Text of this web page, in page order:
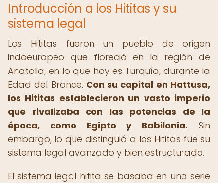
Introducción a los Hititas y su
sistema legal
Los Hititas fueron un pueblo de origen
indoeuropeo que floreció en la región de
Anatolia, en lo que hoy es Turquía, durante la
Edad del Bronce. Con su capital en Hattusa,
los Hititas establecieron un vasto imperio
que rivalizaba con las potencias de la
época, como Egipto y Babilonia. Sin
embargo, lo que distinguió a los Hititas fue su
sistema legal avanzado y bien estructurado.
El sistema legal hitita se basaba en una serie